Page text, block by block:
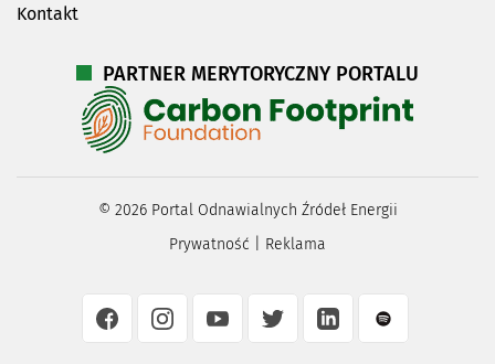
Kontakt
PARTNER MERYTORYCZNY PORTALU
© 2026Portal Odnawialnych Źródeł Energii
Prywatność
Reklama